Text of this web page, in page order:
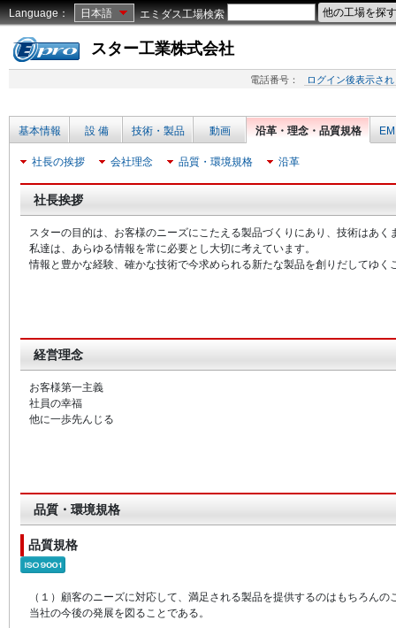
Language： 日本語 エミダス工場検索
スター工業株式会社
電話番号： ログイン後表示さ
基本情報 設 備 技術・製品 動画 沿革・理念・品質規格
社長の挨拶 会社理念 品質・環境規格 沿革
社長挨拶
スターの目的は、お客様のニーズにこたえる製品づくりにあり、技術はあく
私達は、あらゆる情報を常に必要とし大切に考えています。
情報と豊かな経験、確かな技術で今求められる新たな製品を創りだしてゆく
経営理念
お客様第一主義
社員の幸福
他に一歩先んじる
品質・環境規格
品質規格
（１）顧客のニーズに対応して、満足される製品を提供するのはもちろん
当社の今後の発展を図ることである。